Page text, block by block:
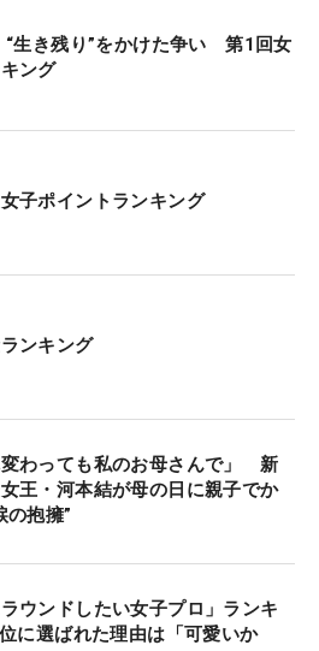
“生き残り”をかけた争い 第1回女
ング
子ポイントランキング
ンキング
変わっても私のお母さんで」 新
王・河本結が母の日に親子でか
の抱擁”
ラウンドしたい女子プロ」ランキ
に選ばれた理由は「可愛いか